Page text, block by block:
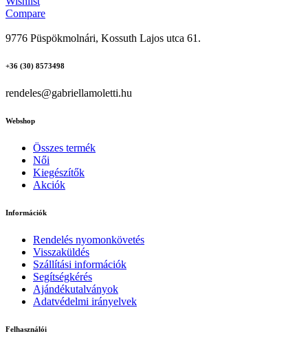
Compare
9776 Püspökmolnári, Kossuth Lajos utca 61.
+36 (30) 8573498
rendeles@gabriellamoletti.hu
Webshop
Összes termék
Női
Kiegészítők
Akciók
Információk
Rendelés nyomonkövetés
Visszaküldés
Szállítási információk
Segítségkérés
Ajándékutalványok
Adatvédelmi irányelvek
Felhasználói